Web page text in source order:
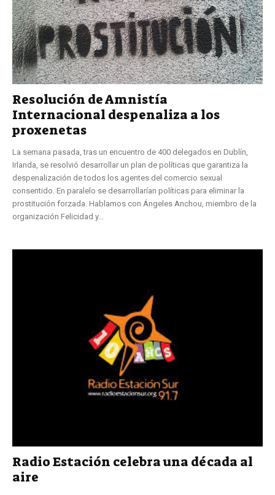
Resolución de Amnistía
Internacional despenaliza a los
proxenetas
La semana pasada, tras un encuentro de 400 delegados en Dublín,
Irlanda, se resolvió desarrollar un plan de políticas que garantiza la
despenalización de todos los agentes del comercio sexual
consentido. En paralelo se desarrollarían políticas para eliminar la
prostitución forzada. Hablamos con Ángeles Anchou, miembro de la
organización Felicidad y...
Radio Estación celebra una década al
aire